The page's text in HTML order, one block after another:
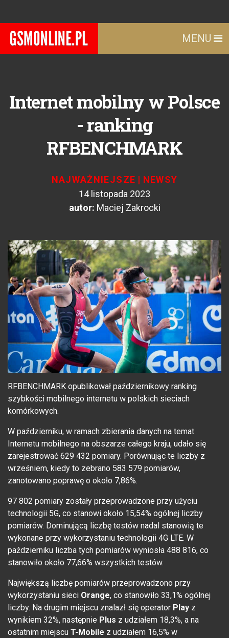
MENU
Internet mobilny w Polsce
- ranking
RFBENCHMARK
NAJWAŻNIEJSZE | NEWSY
14 listopada 2023
autor: Maciej Zakrocki
RFBENCHMARK opublikował październikowy ranking
szybkości mobilnego internetu w polskich sieciach
komórkowych.
W październiku, w ramach zbierania danych na temat
Internetu mobilnego na obszarze całego kraju, udało się
zarejestrować 629 432 pomiary. Porównując te liczby z
wrześniem, kiedy to zebrano 583 579 pomiarów,
zanotowano poprawę o około 7,86%.
97 802 pomiary zostały przeprowadzone przy użyciu
technologii 5G, co stanowi około 15,54% ogólnej liczby
pomiarów. Dominującą liczbę testów nadal stanowią te
wykonane przy wykorzystaniu technologii 4G LTE. W
październiku liczba tych pomiarów wyniosła 488 816, co
stanowiło około 77,66% wszystkich testów.
Największą liczbę pomiarów przeprowadzono przy
wykorzystaniu sieci Orange, co stanowiło 33,1% ogólnej
liczby. Na drugim miejscu znalazł się operator Play z
wynikiem 32%, następnie Plus z udziałem 18,3%, a na
ostatnim miejscu T-Mobile z udziałem 16,5% w